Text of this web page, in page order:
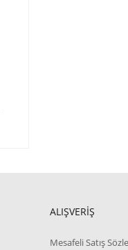
ALIŞVERİŞ
Mesafeli Satış